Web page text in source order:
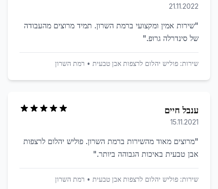
21.11.2022
"שירות אמין ומקצועי ברמת השרון. תמיד מרוצים מהעבודה
של סינדרלה גרופ."
שירות: פוליש יהלום לרצפות אבן טבעית • רמת השרון
ענבל חיים
15.11.2021
"מרוצים מאוד מהשירות ברמת השרון. פוליש יהלום לרצפות
אבן טבעית באיכות הגבוהה ביותר."
שירות: פוליש יהלום לרצפות אבן טבעית • רמת השרון